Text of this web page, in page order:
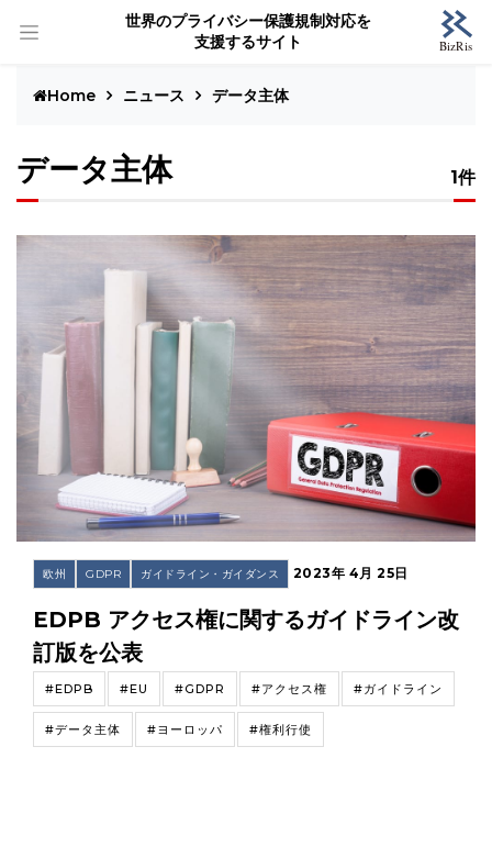
世界のプライバシー保護規制対応を
支援するサイト
Home ニュース データ主体
データ主体 1件
欧州 GDPR ガイドライン・ガイダンス 2023年 4月 25日
EDPB アクセス権に関するガイドライン改
訂版を公表
#EDPB #EU #GDPR #アクセス権 #ガイドライン
#データ主体 #ヨーロッパ #権利行使